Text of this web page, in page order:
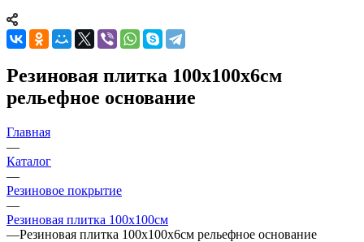
Резиновая плитка 100х100х6см
рельефное основание
Главная
—
Каталог
—
Резиновое покрытие
—
Резиновая плитка 100х100см
—Резиновая плитка 100х100х6см рельефное основание